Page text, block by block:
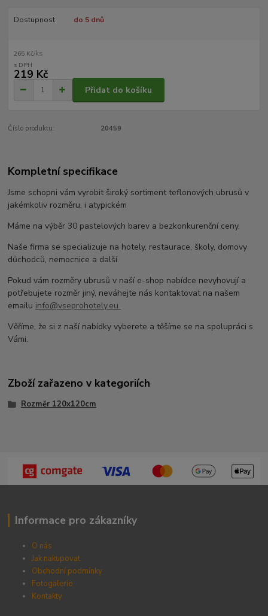
Dostupnost do 5 dnů
265 Kč/ks
219 Kč
Přidat do košíku
Číslo produktu: 20459
Kompletní specifikace
Jsme schopni vám vyrobit široký sortiment teflonových ubrusů v
jakémkoliv rozměru, i atypickém
Máme na výběr 30 pastelových barev a bezkonkurenční ceny.
Naše firma se specializuje na hotely, restaurace, školy, domovy
důchodců, nemocnice a další.
Pokud vám rozměry ubrusů v naší e-shop nabídce nevyhovují a
potřebujete rozměr jiný, neváhejte nás kontaktovat na našem
emailu info@vseprohotely.eu
Věříme, že si z naší nabídky vyberete a těšíme se na spolupráci s
Vámi.
Zboží zařazeno v kategoriích
Rozměr 120x120cm
Informace pro zákazníky
O nás
Jak nakupovat
Obchodní podmínky
Fotogalerie
Kontakty